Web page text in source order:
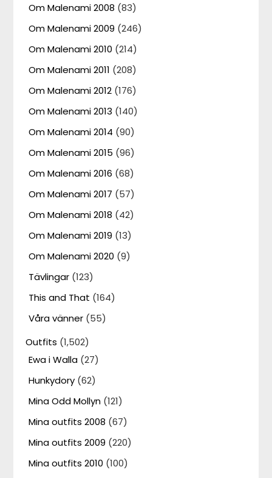
Om Malenami 2008 (83)
Om Malenami 2009 (246)
Om Malenami 2010 (214)
Om Malenami 2011 (208)
Om Malenami 2012 (176)
Om Malenami 2013 (140)
Om Malenami 2014 (90)
Om Malenami 2015 (96)
Om Malenami 2016 (68)
Om Malenami 2017 (57)
Om Malenami 2018 (42)
Om Malenami 2019 (13)
Om Malenami 2020 (9)
Tävlingar (123)
This and That (164)
Våra vänner (55)
Outfits (1,502)
Ewa i Walla (27)
Hunkydory (62)
Mina Odd Mollyn (121)
Mina outfits 2008 (67)
Mina outfits 2009 (220)
Mina outfits 2010 (100)